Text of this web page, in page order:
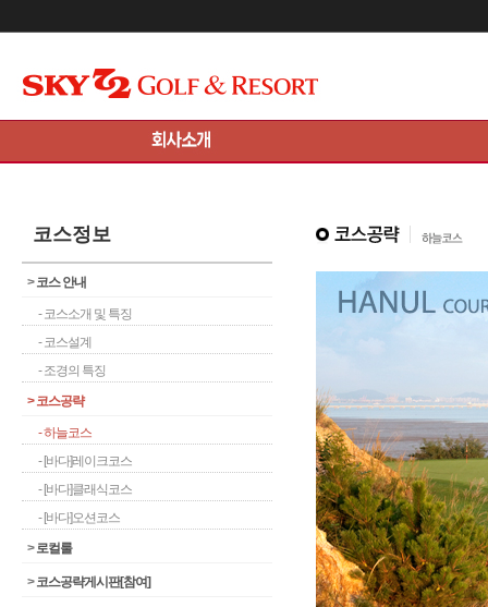
코스정보
>코스 안내
- 코스소개 및 특징
- 코스설계
- 조경의 특징
>코스공략
- 하늘코스
- [바다]레이크코스
- [바다]클래식코스
- [바다]오션코스
>로컬룰
>코스공략게시판[참여]